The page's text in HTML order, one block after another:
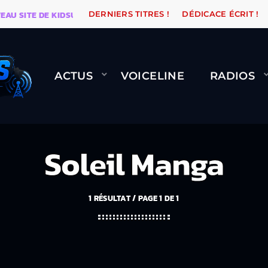
DE KIDSUNE WARÉTRO ORANGE ROAD QUI
DERNIERS TITRES ! DÉDICACE ÉCRIT !
ACTUS VOICELINE RADIOS
Soleil Manga
1 RÉSULTAT / PAGE 1 DE 1